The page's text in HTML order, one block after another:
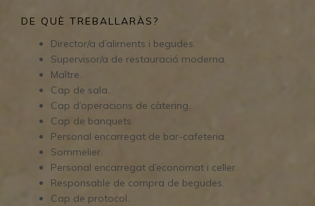
DE QUÈ TREBALLARÀS?
Director/a d’aliments i begudes.
Supervisor/a de restauració moderna.
Maître.
Cap de sala.
Cap d’operacions de càtering.
Cap de banquets.
Personal encarregat de bar-cafeteria.
Sommelier.
Personal encarregat d’economat i celler.
Responsable de compra de begudes.
Cap de protocol.